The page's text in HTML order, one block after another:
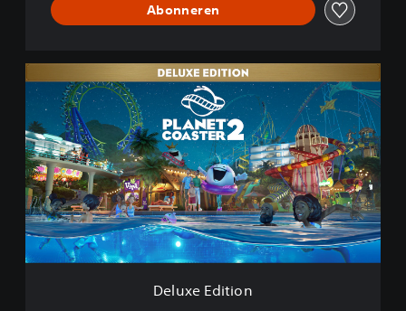
Abonneren
u
x
e
E
d
i
t
o
Deluxe Edition